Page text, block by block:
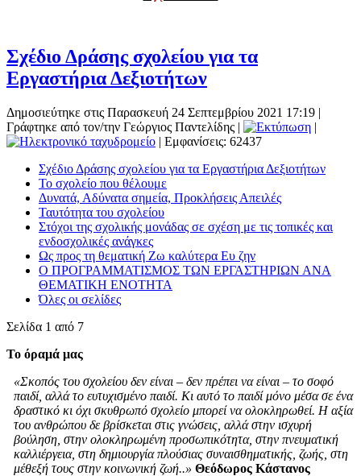
Σχέδιο Δράσης σχολείου για τα
Εργαστήρια Δεξιοτήτων
Δημοσιεύτηκε στις Παρασκευή 24 Σεπτεμβρίου 2021 17:19 |
Γράφτηκε από τον/την Γεώργιος Παντελίδης |
|
| Εμφανίσεις: 62437
Σχέδιο Δράσης σχολείου για τα Εργαστήρια Δεξιοτήτων
Το σχολείο που θέλουμε
Δυνατά, Αδύνατα σημεία, Προκλήσεις Απειλές
Ταυτότητα του σχολείου
Στόχοι της σχολικής μονάδας σε σχέση με τις τοπικές και
ενδοσχολικές ανάγκες
Ως προς τη θεματική Ζω καλύτερα Ευ ζην
Ο ΠΡΟΓΡΑΜΜΑΤΙΣΜΟΣ ΤΩΝ ΕΡΓΑΣΤΗΡΙΩΝ ΑΝΑ
ΘΕΜΑΤΙΚΗ ΕΝΟΤΗΤΑ
Όλες οι σελίδες
Σελίδα 1 από 7
Το όραμά μας
«Σκοπός του σχολείου δεν είναι – δεν πρέπει να είναι – το σοφό
παιδί, αλλά το ευτυχισμένο παιδί. Κι αυτό το παιδί μόνο μέσα σε ένα
δραστικό κι όχι σκυθρωπό σχολείο μπορεί να ολοκληρωθεί. Η αξία
του ανθρώπου δε βρίσκεται στις γνώσεις, αλλά στην ισχυρή
βούληση, στην ολοκληρωμένη προσωπικότητα, στην πνευματική
καλλιέργεια, στη δημιουργία πλούσιας συναισθηματικής, ζωής, στη
μέθεξή τους στην κοινωνική ζωή..» Θεόδωρος Κάστανος